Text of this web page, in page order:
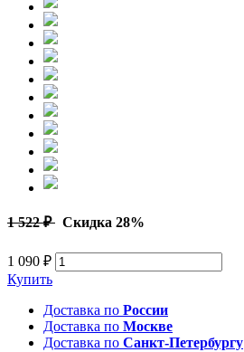
1 522 ₽ Скидка 28%
1 090 ₽
Купить
Доставка по России
Доставка по Москве
Доставка по Санкт-Петербургу